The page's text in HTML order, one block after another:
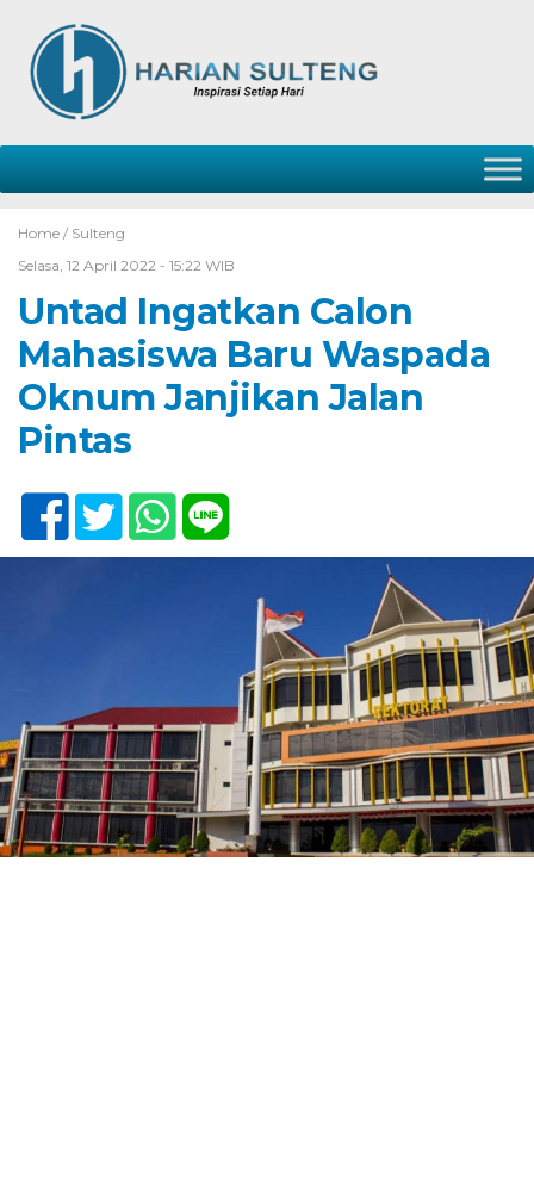
Home / Sulteng
Selasa, 12 April 2022 - 15:22 WIB
Untad Ingatkan Calon
Mahasiswa Baru Waspada
Oknum Janjikan Jalan
Pintas